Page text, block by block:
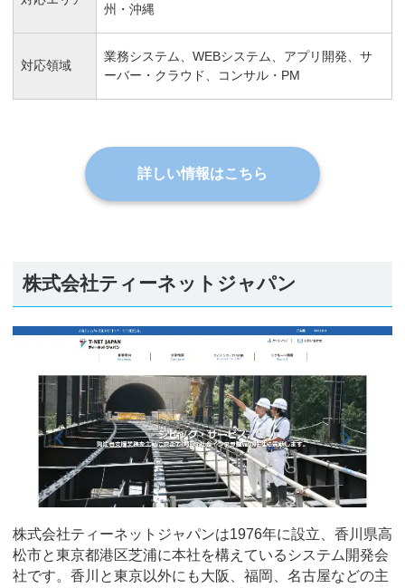
州・沖縄
対応領域
業務システム、WEBシステム、アプリ開発、サ
ーバー・クラウド、コンサル・PM
詳しい情報はこちら
株式会社ティーネットジャパン
株式会社ティーネットジャパンは1976年に設立、香川県高
松市と東京都港区芝浦に本社を構えているシステム開発会
社です。香川と東京以外にも大阪、福岡、名古屋などの主